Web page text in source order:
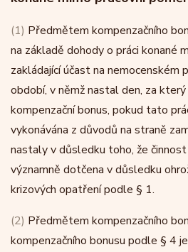
(1) Předmětem kompenzačního
na základě dohody o práci konané
zakládající účast na nemocenském
období, v němž nastal den, za
kompenzační bonus, pokud tato
vykonávána z důvodů na straně
nastaly v důsledku toho, že
významně dotčena v důsledku
krizových opatření podle § 1.
(2) Předmětem kompenzačního
kompenzačního bonusu podle § 4